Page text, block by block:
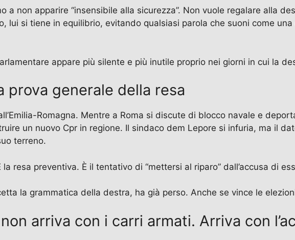
a non apparire “insensibile alla sicurezza”. Non vuole regalare alla
lui si tiene in equilibrio, evitando qualsiasi parola che suoni come
appare più silente e più inutile proprio nei giorni in cui la
prova generale della resa
Romagna. Mentre a Roma si discute di blocco navale e
un nuovo Cpr in regione. Il sindaco dem Lepore si infuria, ma il
terreno.
resa preventiva. È il tentativo di “mettersi al riparo” dall’accusa di
la grammatica della destra, ha già perso. Anche se vince le
arriva con i carri armati. Arriva con